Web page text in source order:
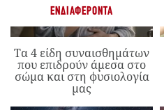
ΕΝΔΙΑΦΈΡΟΝΤΑ
Τα 4 είδη συναισθημάτων
που επιδρούν άμεσα στο
σώμα και στη φυσιολογία
μας